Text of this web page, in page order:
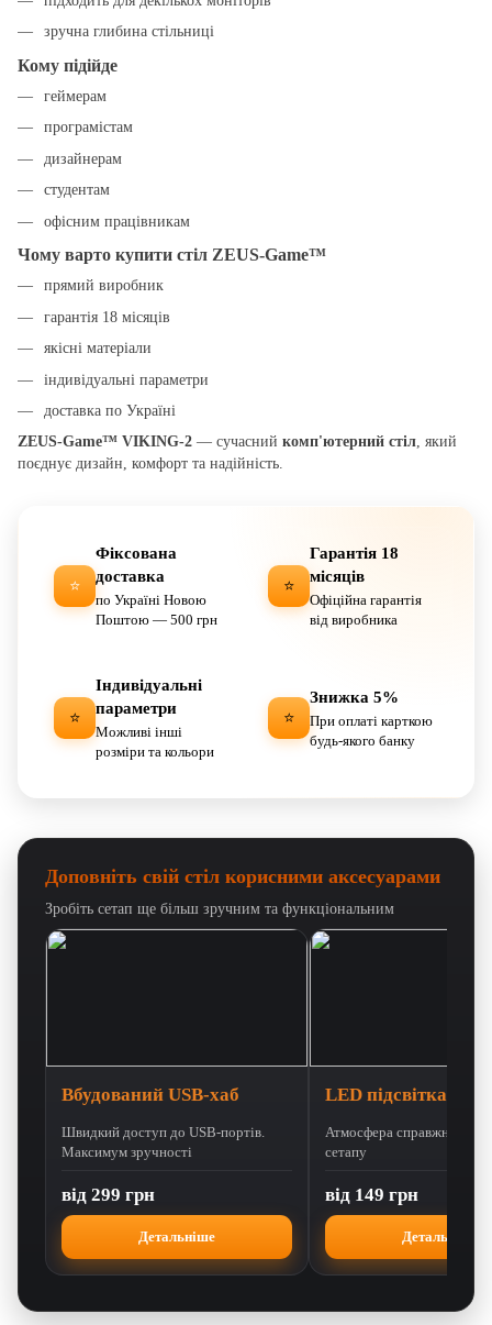
зручна глибина стільниці
Кому підійде
геймерам
програмістам
дизайнерам
студентам
офісним працівникам
Чому варто купити стіл ZEUS-Game™
прямий виробник
гарантія 18 місяців
якісні матеріали
індивідуальні параметри
доставка по Україні
ZEUS-Game™ VIKING-2 — сучасний комп'ютерний стіл, який
поєднує дизайн, комфорт та надійність.
⭐
Фіксована
доставка
по Україні Новою
Поштою — 500 грн
⭐
Гарантія 18
місяців
Офіційна гарантія
від виробника
⭐
Індивідуальні
параметри
Можливі інші
розміри та кольори
⭐
Знижка 5%
При оплаті карткою
будь-якого банку
Доповніть свій стіл корисними аксесуарами
Зробіть сетап ще більш зручним та функціональним
Вбудований USB-хаб
Швидкий доступ до USB-портів.
Максимум зручності
від 299 грн
Детальніше
LED підсвітка
Атмосфера справжнього
сетапу
від 149 грн
Детальніше